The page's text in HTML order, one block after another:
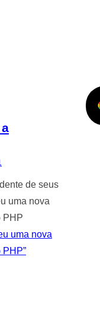
de seus
uma nova
PHP
uma nova